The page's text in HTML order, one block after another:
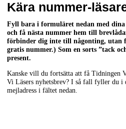
Kära nummer-
Fyll bara i formuläret nedan med
och få nästa nummer hem till
förbinder dig inte till någonting, utan
gratis nummer.) Som en sorts ”tack
present.
Kanske vill du fortsätta att få Tidningen
Vi Läsers nyhetsbrev? I så fall fyller du i
mejladress i fältet nedan.